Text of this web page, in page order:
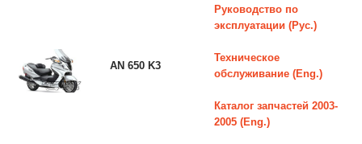
AN 650 K3
Руководство по
эксплуатации (Рус.)
Техническое
обслуживание (Eng.)
Каталог запчастей 2003-
2005 (Eng.)